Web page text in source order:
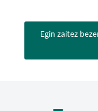
Egin zaitez